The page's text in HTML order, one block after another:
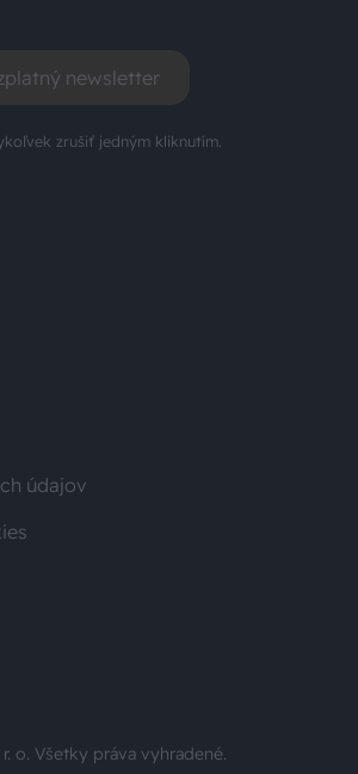
o. Všetky práva vyhradené.
údajov
newsletter
zrušiť jedným kliknutím.